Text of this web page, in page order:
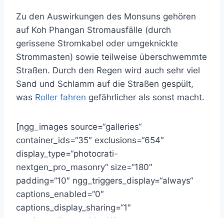
Zu den Auswirkungen des Monsuns gehören
auf Koh Phangan Stromausfälle (durch
gerissene Stromkabel oder umgeknickte
Strommasten) sowie teilweise überschwemmte
Straßen. Durch den Regen wird auch sehr viel
Sand und Schlamm auf die Straßen gespült,
was Roller fahren gefährlicher als sonst macht.
[ngg_images source=“galleries“
container_ids=“35″ exclusions=“654″
display_type=“photocrati-
nextgen_pro_masonry“ size=“180″
padding=“10″ ngg_triggers_display=“always“
captions_enabled=“0″
captions_display_sharing=“1″